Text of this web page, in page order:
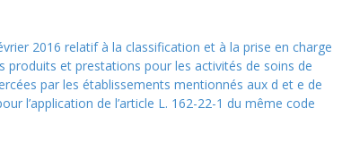
2016 relatif à la classification et à la prise en charge
produits et prestations pour les activités de soins de
par les établissements mentionnés aux d et e de
l’application de l’article L. 162-22-1 du même code